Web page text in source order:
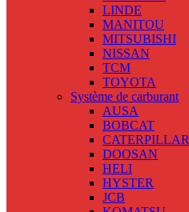
LINDE
MANITOU
MITSUBISHI
NISSAN
TCM
TOYOTA
Système de carburant
AUSA
BOBCAT
CATERPILLAR
DOOSAN
HELI
HYSTER
JCB